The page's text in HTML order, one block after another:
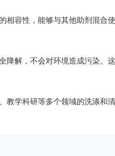
容性，能够与其他助剂混合
解，不会对环境造成污染。
学科研等多个领域的洗涤和